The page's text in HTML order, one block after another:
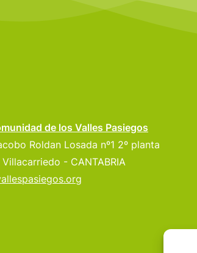
de los Valles Pasiegos
Roldan Losada nº1 2º planta
- CANTABRIA